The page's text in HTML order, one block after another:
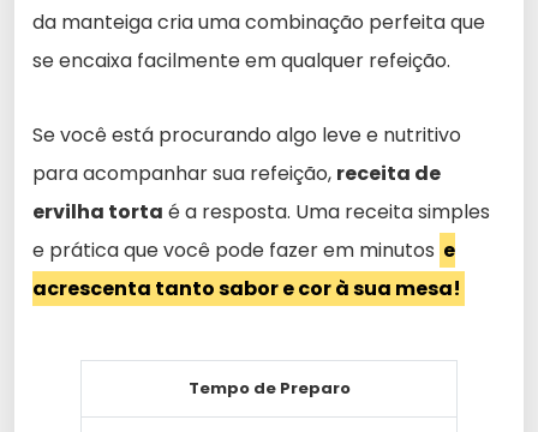
da manteiga cria uma combinação perfeita que
se encaixa facilmente em qualquer refeição.
Se você está procurando algo leve e nutritivo
para acompanhar sua refeição, receita de
ervilha torta é a resposta. Uma receita simples
e prática que você pode fazer em minutos e
acrescenta tanto sabor e cor à sua mesa!
Tempo de Preparo